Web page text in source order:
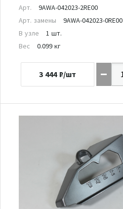
Арт.
9AWA-042023-2RE00
Арт. замены
9AWA-042023-0RE00
В узле
1 шт.
Вес
0.099 кг
3 444 ₽/шт